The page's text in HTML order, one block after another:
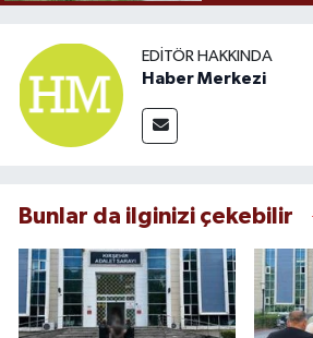
EDITÖR HAKKINDA
Haber Merkezi
Bunlar da ilginizi çekebilir